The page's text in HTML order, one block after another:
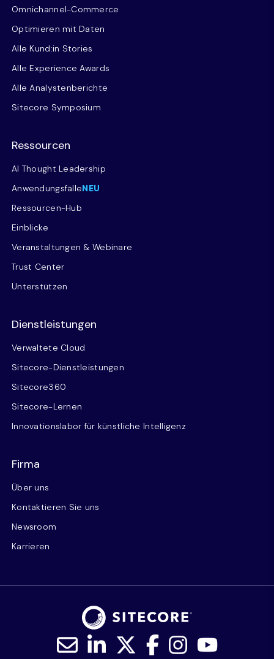
Omnichannel-Commerce
Optimieren mit Daten
Alle Kund:in Stories
Alle Experience Awards
Alle Analystenberichte
Sitecore Symposium
Ressourcen
AI Thought Leadership
AnwendungsfälleNEU
Ressourcen-Hub
Einblicke
Veranstaltungen & Webinare
Trust Center
Unterstützen
Dienstleistungen
Verwaltete Cloud
Sitecore-Dienstleistungen
Sitecore360
Sitecore-Lernen
Innovationslabor für künstliche Intelligenz
Firma
Über uns
Kontaktieren Sie uns
Newsroom
Karrieren